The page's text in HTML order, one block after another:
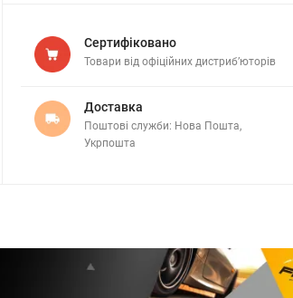
Сертифіковано
Товари від офіційних дистриб’юторів
Доставка
Поштові служби: Нова Пошта,
Укрпошта